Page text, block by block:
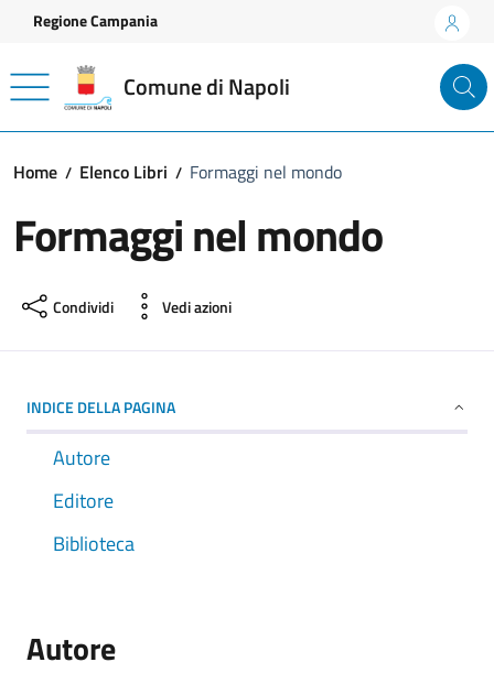
Vai ai contenuti
Vai al footer
Regione Campania
Comune di Napoli
Home Elenco Libri Formaggi nel mondo
Formaggi nel mondo
Condividi Vedi azioni
INDICE DELLA PAGINA
Autore
Editore
Biblioteca
Autore